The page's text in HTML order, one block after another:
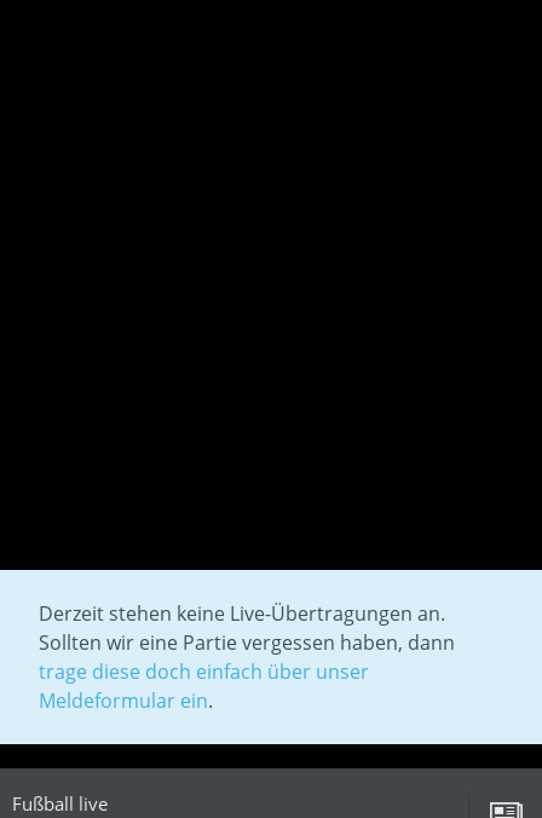
Derzeit stehen keine Live-Übertragungen an.
Sollten wir eine Partie vergessen haben, dann
trage diese doch einfach über unser
Meldeformular ein.
Fußball live